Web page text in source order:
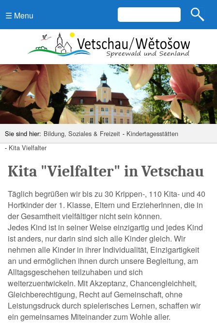
☰ Menu
Sie sind hier: Bildung, Soziales & Freizeit - Kindertagesstätten
- Kita Vielfalter
Kita "Vielfalter" in Vetschau
Täglich begrüßen wir bis zu 30 Krippen-, 110 Kita- und 40
Hortkinder der 1. Klasse, Eltern und ErzieherInnen, die in
der Gesamtheit vielfältiger nicht sein können.
Jedes Kind ist in seiner Weise einzigartig und jedes Kind
ist anders, nur darin sind sich alle Kinder gleich. Wir
nehmen alle Kinder in ihrer Individualität, Einzigartigkeit
an und ermöglichen ihnen durch unsere Begleitung, am
Alltagsgeschehen teilzuhaben und sich
weiterzuentwickeln. Mit Akzeptanz, Chancengleichheit,
Gleichberechtigung, Recht auf Gemeinschaft, ohne
Leistungsdruck durch spielerisches Lernen, schaffen wir
ein gemeinsames Miteinander zum Wohle aller.